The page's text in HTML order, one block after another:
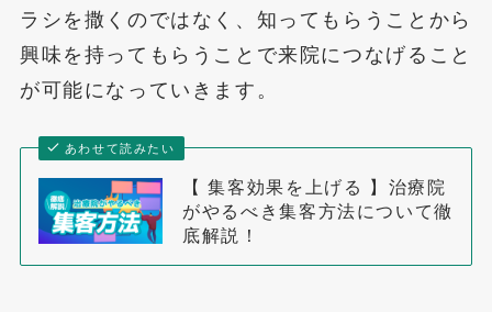
ラシを撒くのではなく、知ってもらうことから
興味を持ってもらうことで来院につなげること
が可能になっていきます。
あわせて読みたい
【 集客効果を上げる 】治療院
がやるべき集客方法について徹
底解説！